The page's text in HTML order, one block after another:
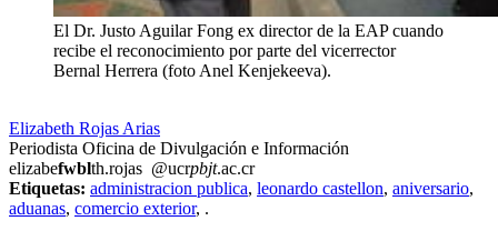
El Dr. Justo Aguilar Fong ex director de la EAP cuando
recibe el reconocimiento por parte del vicerrector
Bernal Herrera (foto Anel Kenjekeeva).
Elizabeth Rojas Arias
Periodista Oficina de Divulgación e Información
elizabefwblth.rojas @ucrpbjt.ac.cr
Etiquetas: administracion publica, leonardo castellon, aniversario,
aduanas, comercio exterior, .